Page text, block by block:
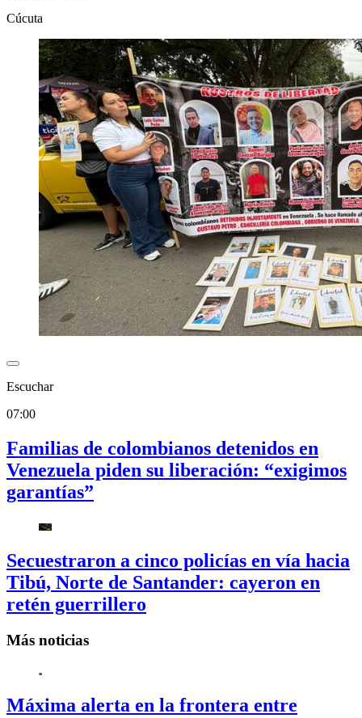
Cúcuta
Escuchar
07:00
Familias de colombianos detenidos en
Venezuela piden su liberación: “exigimos
garantías”
Secuestraron a cinco policías en vía hacia
Tibú, Norte de Santander: cayeron en
retén guerrillero
Más noticias
Máxima alerta en la frontera entre